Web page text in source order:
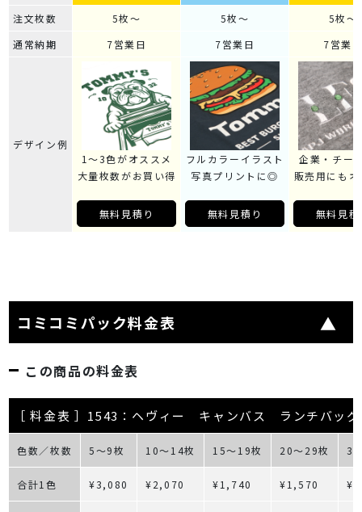
注文枚数
5枚～ 5枚～
5枚～
通常納期
7営業日 7営業日 7営業
デザイン例
1～3色がオススメ
大量枚数がお買い得
無料見積り
フルカラーイラスト
写真プリントに◎
無料見積り
企業・チー
販売用にも
無料見積
コミコミパック料金表
この商品の料金表
［ 料金表 ］1543：ヘヴィー キャンバス ランチバッグ
色数／枚数 5～9枚 10～14枚 15～19枚 20～29枚
合計1色 ¥3,080 ¥2,070 ¥1,740 ¥1,570